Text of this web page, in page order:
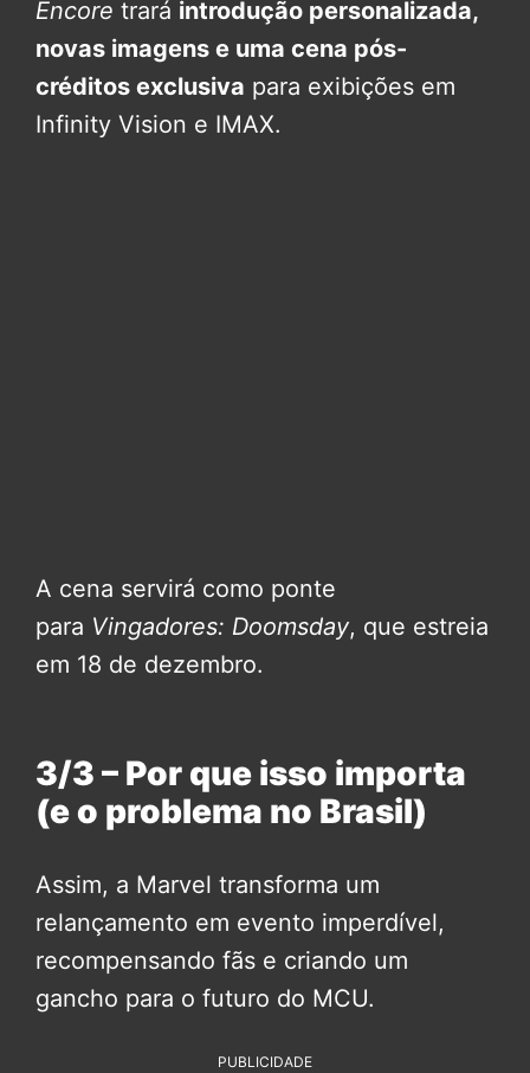
Encore trará introdução personalizada,
novas imagens e uma cena pós-
créditos exclusiva para exibições em
Infinity Vision e IMAX.
A cena servirá como ponte
para Vingadores: Doomsday, que estreia
em 18 de dezembro.
3/3 – Por que isso importa
(e o problema no Brasil)
Assim, a Marvel transforma um
relançamento em evento imperdível,
recompensando fãs e criando um
gancho para o futuro do MCU.
PUBLICIDADE